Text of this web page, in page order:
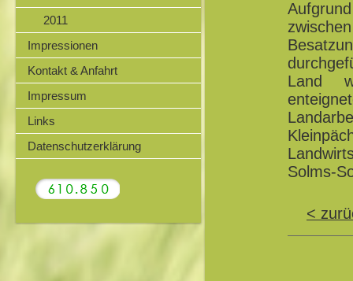
2011
Impressionen
Kontakt & Anfahrt
Impressum
Links
Datenschutzerklärung
Land
Solms-
<